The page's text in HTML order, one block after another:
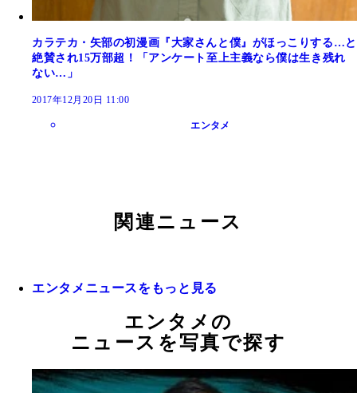
カラテカ・矢部の初漫画『大家さんと僕』がほっこりする…と
絶賛され15万部超！「アンケート至上主義なら僕は生き残れ
ない…」
2017年12月20日 11:00
エンタメ
関連ニュース
エンタメニュースをもっと見る
エンタメの
ニュースを写真で探す